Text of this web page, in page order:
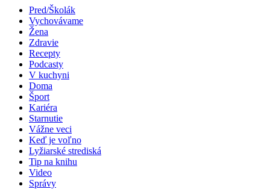
Pred/Školák
Vychovávame
Žena
Zdravie
Recepty
Podcasty
V kuchyni
Doma
Šport
Kariéra
Starnutie
Vážne veci
Keď je voľno
Lyžiarské strediská
Tip na knihu
Video
Správy